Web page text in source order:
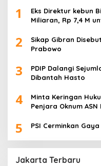
1
Eks Direktur kebun
Miliaran, Rp 7,4 M
2
Sikap Gibran
Prabowo
3
PDIP Dalangi
Dibantah Hasto
4
Minta Keringan
5 PSI Cerminkan
Jakarta Terbaru